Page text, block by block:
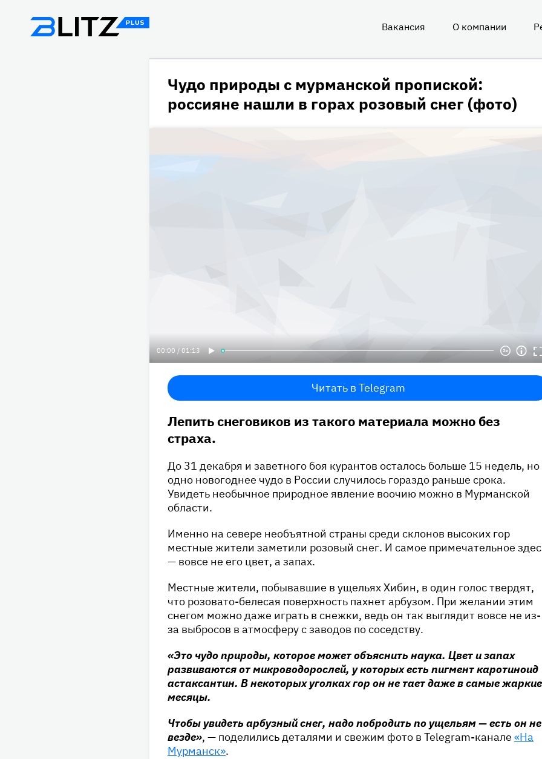
Вакансия О компании
Чудо природы с мурманской пропиской:
россияне нашли в горах розовый снег (фото)
00:00 / 01:13
Читать в Telegram
Лепить снеговиков из такого материала можно без
страха.
До 31 декабря и заветного боя курантов осталось больше 15 недель, но
одно новогоднее чудо в России случилось гораздо раньше срока.
Увидеть необычное природное явление воочию можно в Мурманской
области.
Именно на севере необъятной страны среди склонов высоких гор
местные жители заметили розовый снег. И самое примечательное
— вовсе не его цвет, а запах.
Местные жители, побывавшие в ущельях Хибин, в один голос твердят,
что розовато-белесая поверхность пахнет арбузом. При желании этим
снегом можно даже играть в снежки, ведь он так выглядит вовсе не из-
за выбросов в атмосферу с заводов по соседству.
«Это чудо природы, которое может объяснить наука. Цвет и запах
развиваются от микроводорослей, у которых есть пигмент каротиноид
астаксантин. В некоторых уголках гор он не тает даже в самые жаркие
месяцы.
Чтобы увидеть арбузный снег, надо побродить по ущельям — есть он не
везде», — поделились деталями и свежим фото в Telegram-канале «На
Мурманск».